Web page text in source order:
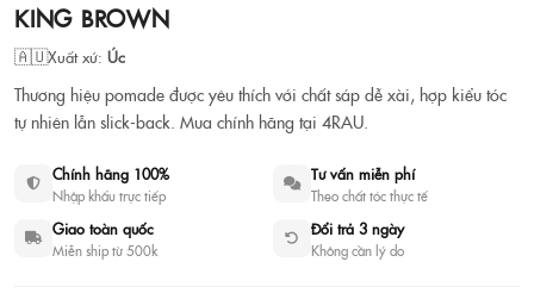
KING BROWN Pomade | Sáp tạo
kiểu chính hãng
🇦🇺Úc· 12 sản phẩm
Xem sản phẩm Tư vấn chọn nhanh
KING BROWN
🇦🇺Xuất xứ: Úc
Thương hiệu pomade được yêu thích với chất sáp dễ xài, hợp kiểu tóc
tự nhiên lẫn slick-back. Mua chính hãng tại 4RAU.
Chính hãng 100%
Nhập khẩu trực tiếp
Tư vấn miễn phí
Theo chất tóc thực tế
Giao toàn quốc
Miễn ship từ 500k
Đổi trả 3 ngày
Không cần lý do